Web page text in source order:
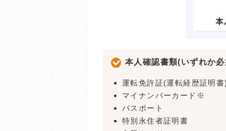
本人確認書類(いずれか
運転免許証(運転経歴証明
マイナンバーカード※
パスポート
特別永住者証明書